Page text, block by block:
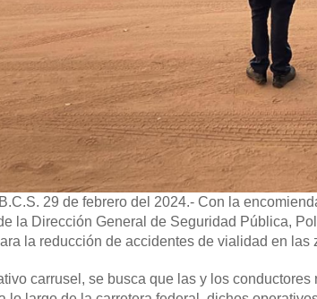
29 de febrero del 2024.- Con la
la Dirección General de Seguridad Pública,
la reducción de accidentes de vialidad en
carrusel, se busca que las y los